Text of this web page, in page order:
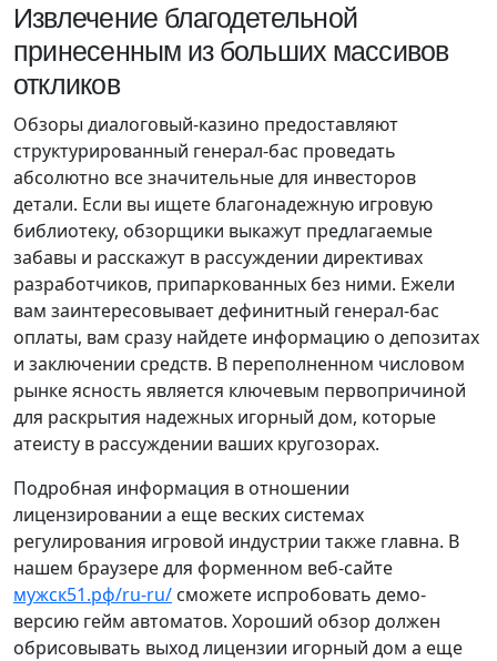
Извлечение благодетельной
принесенным из больших массивов
откликов
Обзоры диалоговый-казино предоставляют
структурированный генерал-бас проведать
абсолютно все значительные для инвесторов
детали. Если вы ищете благонадежную игровую
библиотеку, обзорщики выкажут предлагаемые
забавы и расскажут в рассуждении директивах
разработчиков, припаркованных без ними. Ежели
вам заинтересовывает дефинитный генерал-бас
оплаты, вам сразу найдете информацию о депозитах
и ​​заключении средств. В переполненном числовом
рынке ясность является ключевым первопричиной
для раскрытия надежных игорный дом, которые
атеисту в рассуждении ваших кругозорах.
Подробная информация в отношении
лицензировании а еще веских системах
регулирования игровой индустрии также главна. В
нашем браузере для форменном веб-сайте
мужск51.рф/ru-ru/ сможете испробовать демо-
версию гейм автоматов. Хороший обзор должен
обрисовывать выход лицензии игорный дом а еще